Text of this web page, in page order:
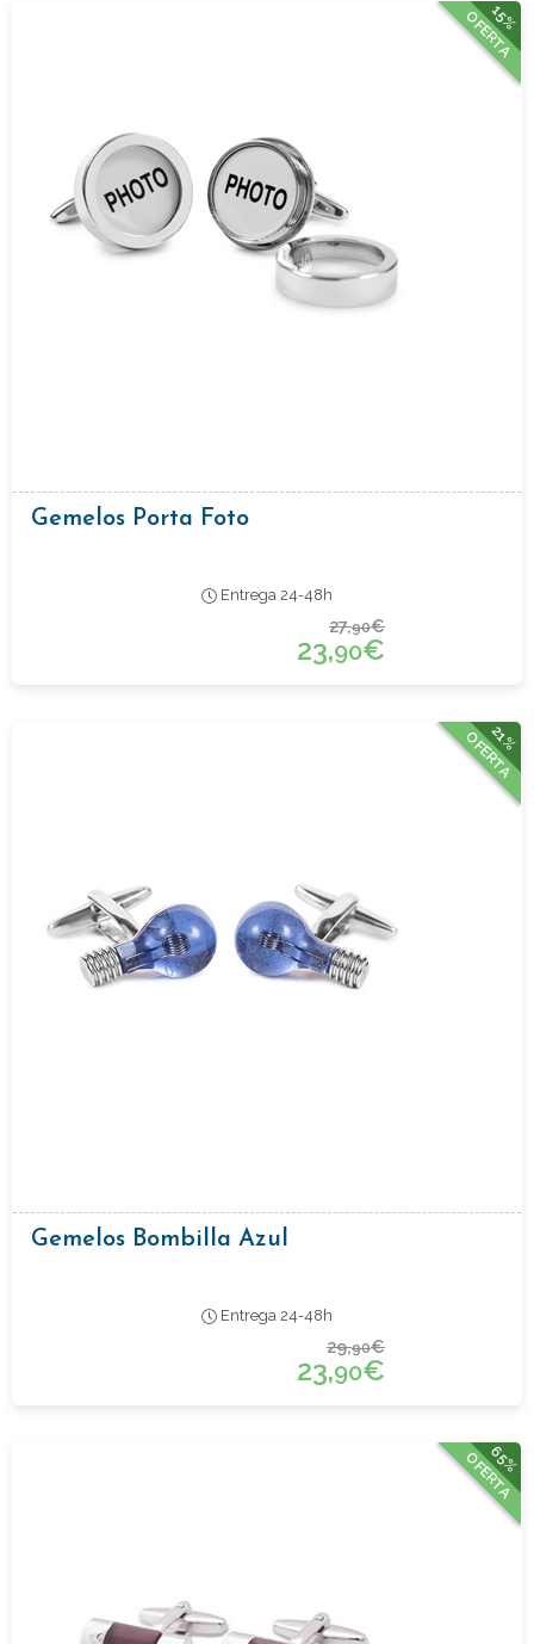
15%
OFERTA
Gemelos Porta Foto
Entrega 24-48h
27,90€
23,90€
21%
OFERTA
Gemelos Bombilla Azul
Entrega 24-48h
29,90€
23,90€
65%
OFERTA